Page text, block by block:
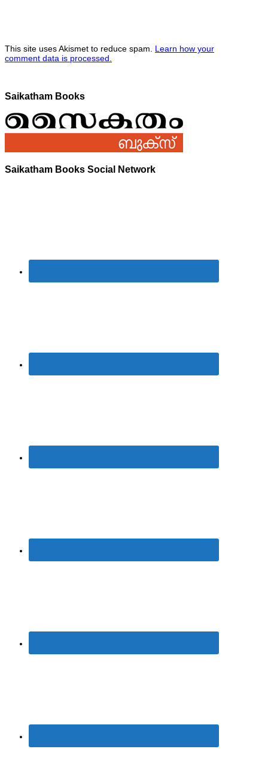
This site uses Akismet to reduce spam. Learn how your
comment data is processed.
Saikatham Books
Saikatham Books Social Network